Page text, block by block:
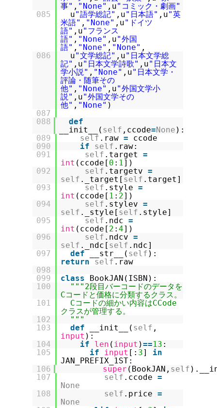
事" , "None" ,u"コミック・劇画"
085
u"語学総記" ,u"日本語" ,u"英
米語" , "None" ,u"ドイツ
語" ,u"フランス
語" , "None" ,u"外国
語" , "None" , "None" ,
086
u"文学総記" ,u"日本文学総
記" ,u"日本文学詩歌" ,u"日本文
学小説" , "None" ,u"日本文学・
評論・随筆その
他" , "None" ,u"外国文学小
説" ,u"外国文学その
他" , "None" )
087
088
def
__init__( self ,ccode=None ):
089
self .raw =
ccode
090
if self .raw:
091
self .target =
int (ccode[ 0 : 1])
092
self .targetv =
self ._target[ self .target]
093
self .style =
int (ccode[ 1 : 2])
094
self .stylev =
self ._style[ self .style]
095
self .ndc =
int (ccode[ 2 : 4])
096
self .ndcv =
self ._ndc[ self .ndc]
097
def __str__( self ):
return
self .raw
098
099
class
BookJAN(ISBN):
100
"""2段目バーコードのデータを
Cコードと価格に分類するクラス。
101
Cコードの細かい内容はCCode
クラスが管理する。
102
"""
103
def __init__( self ,
input ):
104
if len ( input )==13 :
105
if input [: 3] in
JAN_PREFIX_1ST:
106
super (BookJAN, self
107
self .ccode =
None
108
self .price =
None